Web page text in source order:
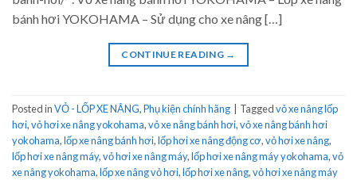
bánh hơi YOKOHAMA – Sử dụng cho xe nâng […]
CONTINUE READING →
Posted inVỎ - LỐP XE NÂNG,Phụ kiện chính hãng Taggedvỏ xe nâng lốp
hơi,vỏ hơi xe nâng yokohama,vỏ xe nâng bánh hơi,vỏ xe nâng bánh hơi
yokohama,lốp xe nâng bánh hơi,lốp hơi xe nâng động cơ,vỏ hơi xe nâng,
lốp hơi xe nâng máy,vỏ hơi xe nâng máy,lốp hơi xe nâng máy yokohama,vỏ
xe nâng yokohama,lốp xe nâng vỏ hơi,lốp hơi xe nâng,vỏ hơi xe nâng máy